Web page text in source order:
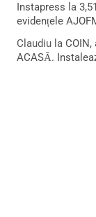
Instapress la
evidențele
Claudiu la
ACASĂ.